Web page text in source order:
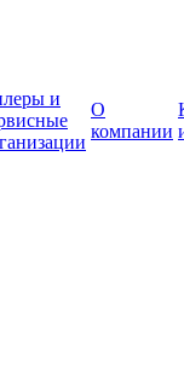
и
О
компании